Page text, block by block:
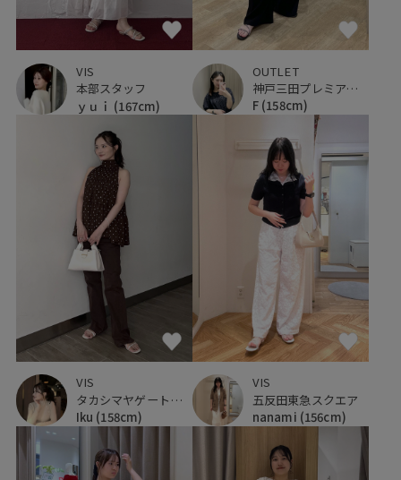
VIS
本部スタッフ
ｙｕｉ (167cm)
OUTLET
神戸三田プレミアム・アウトレット
F (158cm)
VIS
タカシマヤゲートタワーモール
Iku (158cm)
VIS
五反田東急スクエア
nanami (156cm)